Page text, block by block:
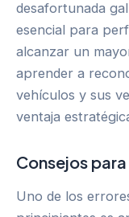
desafortunada
esencial para
alcanzar un
aprender a
vehículos y sus
ventaja
Consejos
Uno de los